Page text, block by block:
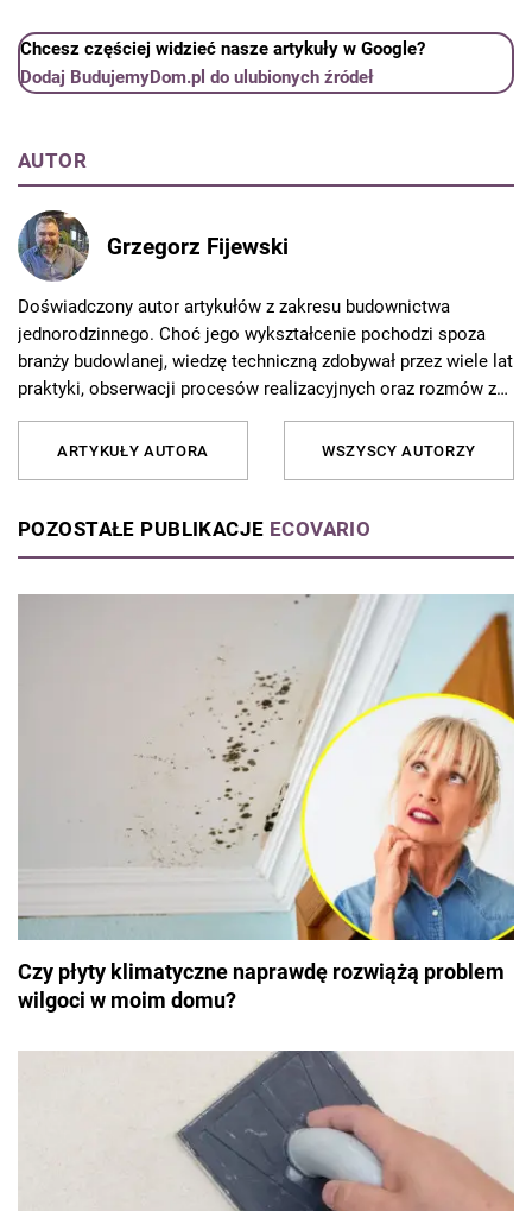
Chcesz częściej widzieć nasze artykuły w Google?
Dodaj BudujemyDom.pl do ulubionych źródeł
AUTOR
Grzegorz Fijewski
Doświadczony autor artykułów z zakresu budownictwa
jednorodzinnego. Choć jego wykształcenie pochodzi spoza
branży budowlanej, wiedzę techniczną zdobywał przez wiele lat
praktyki, obserwacji procesów realizacyjnych oraz rozmów z
wykonawcami i projektantami. Pasjonuje się nowoczesnymi
technologiami budowlanymi, innowacyjnymi materiałami oraz
analizą techniczną i przystępnym językiem, tworząc treści
zrozumiałe zarówno dla inwestorów indywidualnych, jak i
ARTYKUŁY AUTORA WSZYSCY AUTORZY
POZOSTAŁE PUBLIKACJE ECOVARIO
Czy płyty klimatyczne naprawdę rozwiążą problem
wilgoci w moim domu?